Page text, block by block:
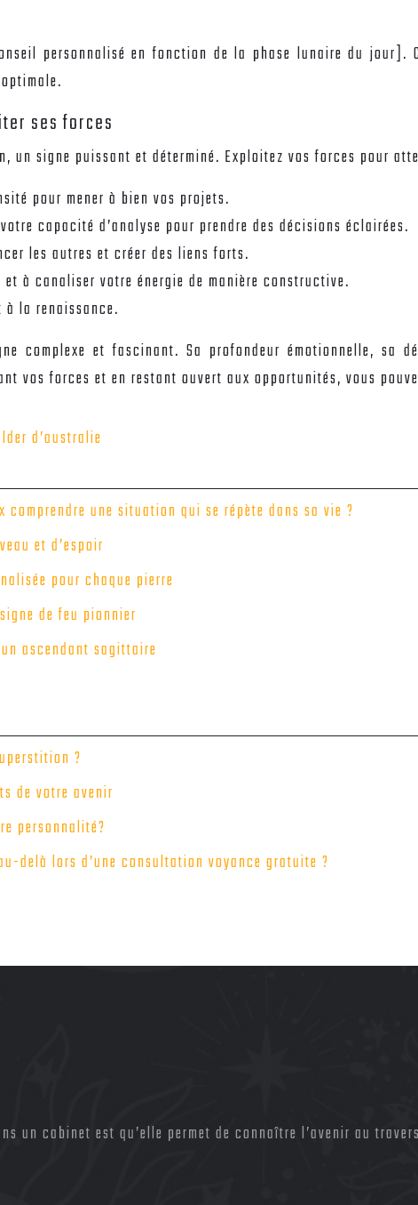
personnalisé en fonction de la phase lunaire du jour].
ses forces
un signe puissant et déterminé. Exploitez vos forces pour
pour mener à bien vos projets.
capacité d’analyse pour prendre des décisions éclairées.
les autres et créer des liens forts.
à canaliser votre énergie de manière constructive.
la renaissance.
complexe et fascinant. Sa profondeur émotionnelle,
vos forces et en restant ouvert aux opportunités, vous
d’australie
une situation qui se répète dans sa vie ?
et d’espoir
pour chaque pierre
de feu pionnier
ascendant sagittaire
?
de votre avenir
personnalité?
delà lors d’une consultation voyance gratuite ?
un cabinet est qu’elle permet de connaître l’avenir au